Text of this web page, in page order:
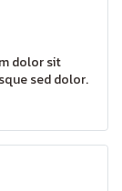
dolor sit
sed dolor.